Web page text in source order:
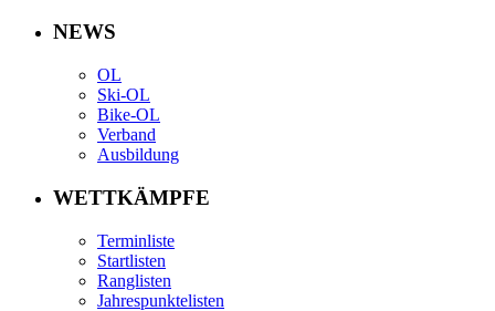
NEWS
OL
Ski-OL
Bike-OL
Verband
Ausbildung
WETTKÄMPFE
Terminliste
Startlisten
Ranglisten
Jahrespunktelisten